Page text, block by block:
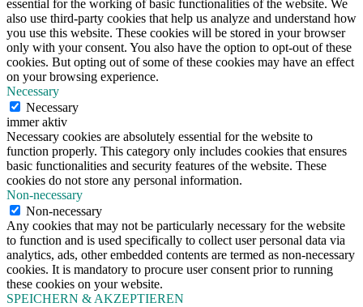
essential for the working of basic functionalities of the website. We
also use third-party cookies that help us analyze and understand how
you use this website. These cookies will be stored in your browser
only with your consent. You also have the option to opt-out of these
cookies. But opting out of some of these cookies may have an effect
on your browsing experience.
Necessary
Necessary
immer aktiv
Necessary cookies are absolutely essential for the website to
function properly. This category only includes cookies that ensures
basic functionalities and security features of the website. These
cookies do not store any personal information.
Non-necessary
Non-necessary
Any cookies that may not be particularly necessary for the website
to function and is used specifically to collect user personal data via
analytics, ads, other embedded contents are termed as non-necessary
cookies. It is mandatory to procure user consent prior to running
these cookies on your website.
SPEICHERN & AKZEPTIEREN